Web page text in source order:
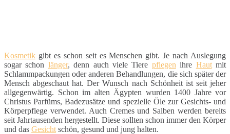
Kosmetik gibt es schon seit es Menschen gibt. Je nach Auslegung
sogar schon länger, denn auch viele Tiere pflegen ihre Hautmit
Schlammpackungen oder anderen Behandlungen, die sich später der
Mensch abgeschaut hat. Der Wunsch nach Schönheit ist seit jeher
allgegenwärtig. Schon im alten Ägypten wurden 1400 Jahre vor
Christus Parfüms, Badezusätze und spezielle Öle zur Gesichts- und
Körperpflege verwendet. Auch Cremes und Salben werden bereits
seit Jahrtausenden hergestellt. Diese sollten schon immer den Körper
und das Gesicht schön, gesund und jung halten.